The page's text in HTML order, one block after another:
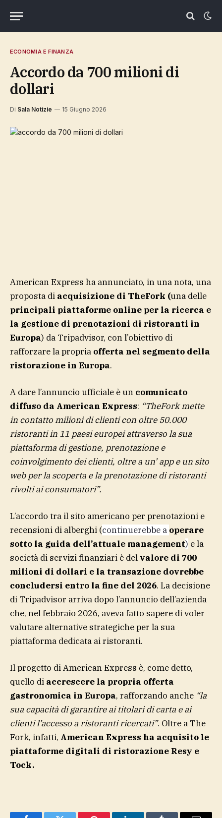
ECONOMIA E FINANZA
accordo da 700 milioni di
dollari
Di Sala Notizie 15 Giugno 2026
American Express ha annunciato, in una nota, una
proposta di acquisizione di TheFork (una delle
principali piattaforme online per la ricerca e
la gestione di prenotazioni di ristoranti in
Europa) da Tripadvisor, con l’obiettivo di
rafforzare la propria offerta nel segmento della
ristorazione in Europa.
A dare l’annuncio ufficiale è un comunicato
diffuso da American Express: “TheFork mette
in contatto milioni di clienti con oltre 50.000
ristoranti in 11 paesi europei attraverso la sua
piattaforma di gestione, prenotazione e
coinvolgimento dei clienti, oltre a un’ app e un sito
web per la scoperta e la prenotazione di ristoranti
rivolti ai consumatori”.
L’accordo tra il sito americano per prenotazioni e
recensioni di alberghi (continuerebbe a operare
sotto la guida dell’attuale management) e la
società di servizi finanziari è del valore di 700
milioni di dollari e la transazione dovrebbe
concludersi entro la fine del 2026. La decisione
di Tripadvisor arriva dopo l’annuncio dell’azienda
che, nel febbraio 2026, aveva fatto sapere di voler
valutare alternative strategiche per la sua
piattaforma dedicata ai ristoranti.
Il progetto di American Express è, come detto,
quello di accrescere la propria offerta
gastronomica in Europa, rafforzando anche “la
sua capacità di garantire ai titolari di carta e ai
clienti l’accesso a ristoranti ricercati”. Oltre a The
Fork, infatti, American Express ha acquisito le
piattaforme digitali di ristorazione Resy e
Tock.